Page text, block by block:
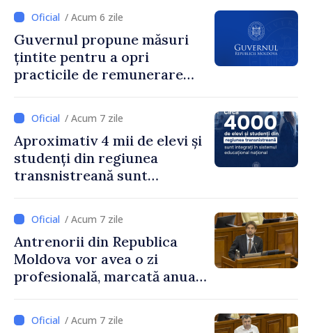
/ Acum 6 zile
Guvernul propune măsuri
țintite pentru a opri
practicile de remunerare
/ Acum 7 zile
Aproximativ 4 mii de elevi și
studenți din regiunea
transnistreană sunt
educațional național
/ Acum 7 zile
Antrenorii din Republica
Moldova vor avea o zi
profesională, marcată anual
/ Acum 7 zile